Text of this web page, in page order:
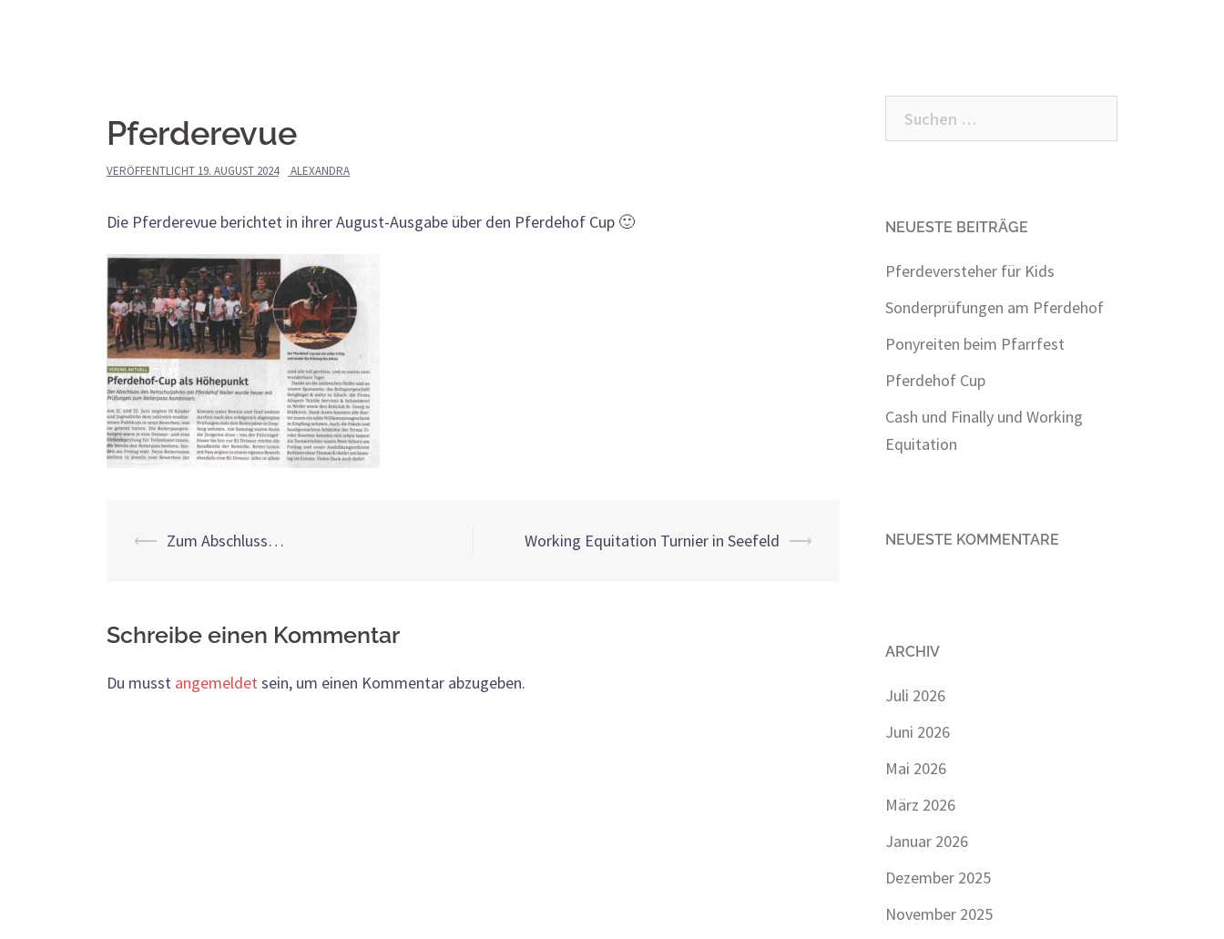
Pferderevue
VERÖFFENTLICHT 19. AUGUST 2024 ALEXANDRA
Die Pferderevue berichtet in ihrer August-Ausgabe über den Pferdehof Cup 🙂
Beitrags-
⟵ Zum Abschluss… Working Equitation Turnier in Seefeld ⟶
Schreibe einen Kommentar
Du musst angemeldet sein, um einen Kommentar abzugeben.
Suchen
nach:
NEUESTE BEITRÄGE
Pferdeversteher für Kids
Sonderprüfungen am Pferdehof
Ponyreiten beim Pfarrfest
Pferdehof Cup
Cash und Finally und Working
Equitation
NEUESTE KOMMENTARE
ARCHIV
Juli 2026
Juni 2026
Mai 2026
März 2026
Januar 2026
Dezember 2025
November 2025